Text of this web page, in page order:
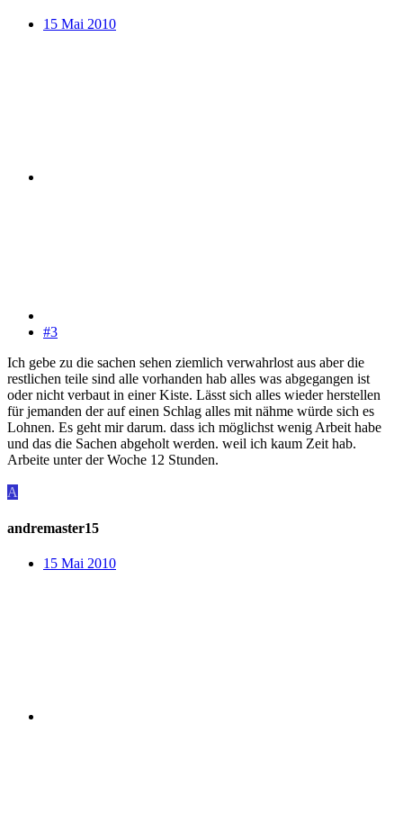
15 Mai 2010
#3
Ich gebe zu die sachen sehen ziemlich verwahrlost aus aber die
restlichen teile sind alle vorhanden hab alles was abgegangen ist
oder nicht verbaut in einer Kiste. Lässt sich alles wieder herstellen
für jemanden der auf einen Schlag alles mit nähme würde sich es
Lohnen. Es geht mir darum. dass ich möglichst wenig Arbeit habe
und das die Sachen abgeholt werden. weil ich kaum Zeit hab.
Arbeite unter der Woche 12 Stunden.
A
andremaster15
15 Mai 2010